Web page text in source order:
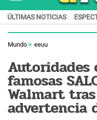
ÚLTIMAS NOTICIAS
Mundo eeuu
Autoridades
famosas
Walmart tras
advertencia